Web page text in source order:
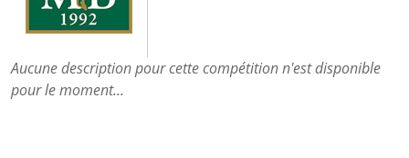
Aucune description pour cette compétition n'est disponible
pour le moment...